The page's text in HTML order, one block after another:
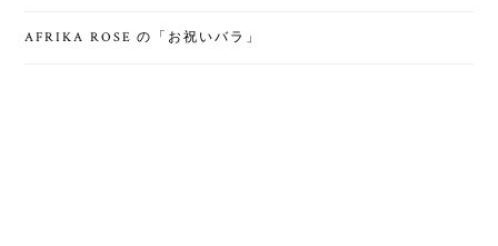
AFRIKA ROSE の「お祝いバラ」